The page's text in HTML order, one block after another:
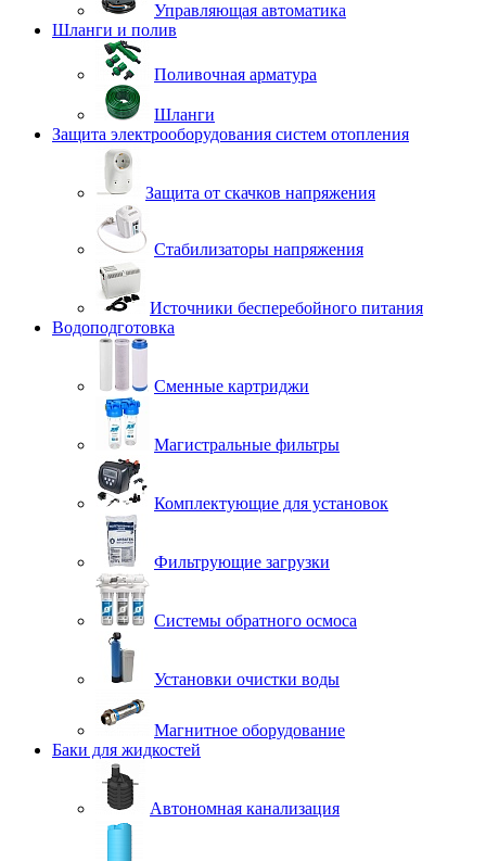
Управляющая автоматика
Шланги и полив
Поливочная арматура
Шланги
Защита электрооборудования систем отопления
Защита от скачков напряжения
Стабилизаторы напряжения
Источники бесперебойного питания
Водоподготовка
Сменные картриджи
Магистральные фильтры
Комплектующие для установок
Фильтрующие загрузки
Системы обратного осмоса
Установки очистки воды
Магнитное оборудование
Баки для жидкостей
Автономная канализация